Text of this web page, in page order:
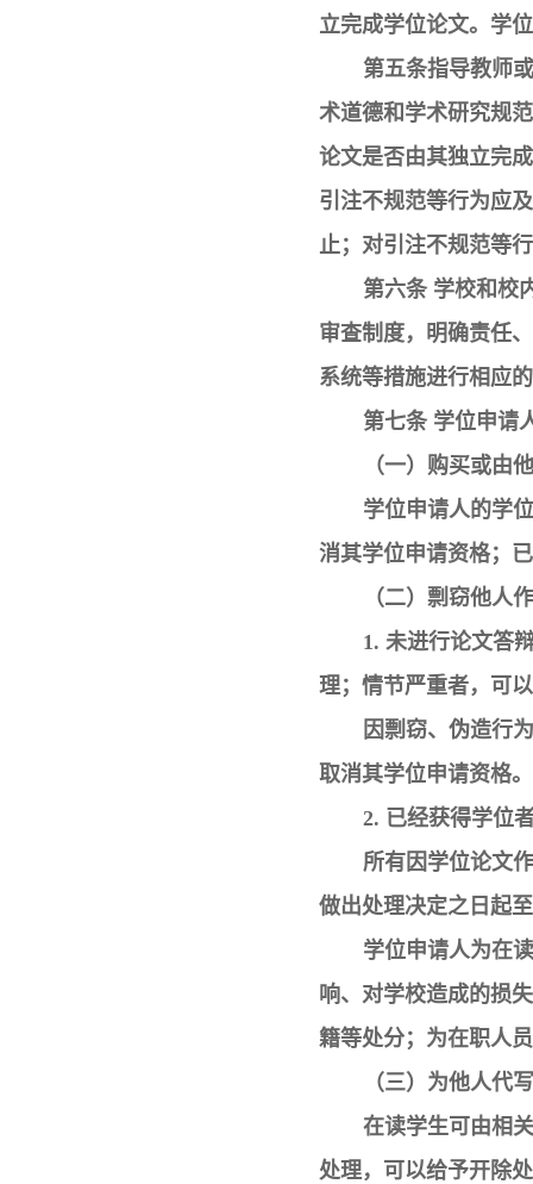
立完成学位论文。学
第五条指导教师
术道德和学术研究规
论文是否由其独立完
引注不规范等行为应
止；对引注不规范等
第六条 学校和校
审查制度，明确责任
系统等措施进行相应
第七条 学位申请
（一）购买或由
学位申请人的学
消其学位申请资格；
（二）剽窃他人
1. 未进行论文答
理；情节严重者，可
因剽窃、伪造行
取消其学位申请资格。
2. 已经获得学位
所有因学位论文
做出处理决定之日起
学位申请人为在
响、对学校造成的损
籍等处分；为在职人
（三）为他人代
在读学生可由相
处理，可以给予开除